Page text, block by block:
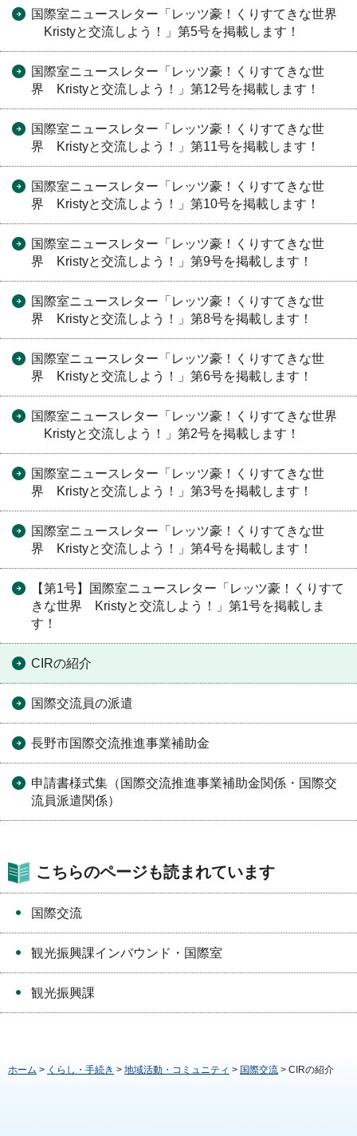
国際室ニュースレター「レッツ豪！くりすてきな世界
Kristyと交流しよう！」第5号を掲載します！
国際室ニュースレター「レッツ豪！くりすてきな世
界 Kristyと交流しよう！」第12号を掲載します！
国際室ニュースレター「レッツ豪！くりすてきな世
界 Kristyと交流しよう！」第11号を掲載します！
国際室ニュースレター「レッツ豪！くりすてきな世
界 Kristyと交流しよう！」第10号を掲載します！
国際室ニュースレター「レッツ豪！くりすてきな世
界 Kristyと交流しよう！」第9号を掲載します！
国際室ニュースレター「レッツ豪！くりすてきな世
界 Kristyと交流しよう！」第8号を掲載します！
国際室ニュースレター「レッツ豪！くりすてきな世
界 Kristyと交流しよう！」第6号を掲載します！
国際室ニュースレター「レッツ豪！くりすてきな世界
Kristyと交流しよう！」第2号を掲載します！
国際室ニュースレター「レッツ豪！くりすてきな世
界 Kristyと交流しよう！」第3号を掲載します！
国際室ニュースレター「レッツ豪！くりすてきな世
界 Kristyと交流しよう！」第4号を掲載します！
【第1号】国際室ニュースレター「レッツ豪！くりすて
きな世界 Kristyと交流しよう！」第1号を掲載しま
す！
CIRの紹介
国際交流員の派遣
長野市国際交流推進事業補助金
申請書様式集（国際交流推進事業補助金関係・国際交
流員派遣関係）
こちらのページも読まれています
国際交流
観光振興課インバウンド・国際室
観光振興課
ホーム > くらし・手続き > 地域活動・コミュニティ > 国際交流 > CIRの紹介